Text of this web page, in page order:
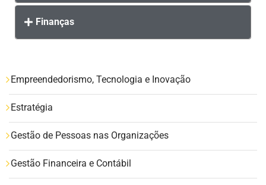
Finanças
Empreendedorismo, Tecnologia e Inovação
Estratégia
Gestão de Pessoas nas Organizações
Gestão Financeira e Contábil